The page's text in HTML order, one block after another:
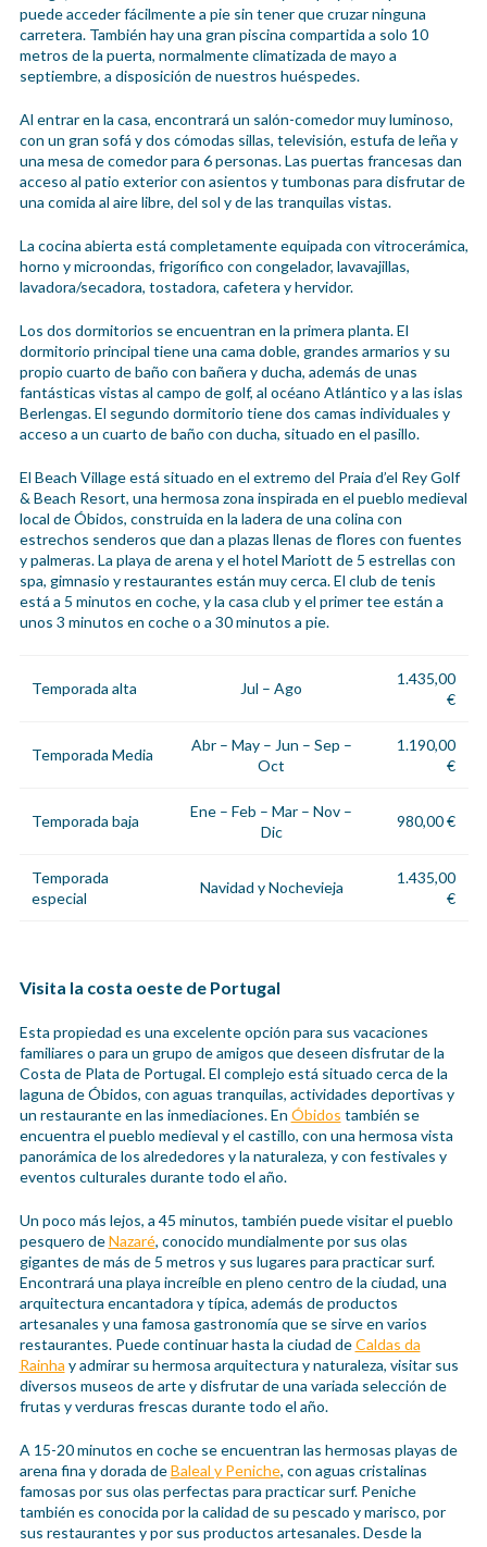
puede acceder fácilmente a pie sin tener que cruzar ninguna
carretera. También hay una gran piscina compartida a solo 10
metros de la puerta, normalmente climatizada de mayo a
septiembre, a disposición de nuestros huéspedes.
Al entrar en la casa, encontrará un salón-comedor muy luminoso,
con un gran sofá y dos cómodas sillas, televisión, estufa de leña y
una mesa de comedor para 6 personas. Las puertas francesas dan
acceso al patio exterior con asientos y tumbonas para disfrutar de
una comida al aire libre, del sol y de las tranquilas vistas.
La cocina abierta está completamente equipada con vitrocerámica,
horno y microondas, frigorífico con congelador, lavavajillas,
lavadora/secadora, tostadora, cafetera y hervidor.
Los dos dormitorios se encuentran en la primera planta. El
dormitorio principal tiene una cama doble, grandes armarios y su
propio cuarto de baño con bañera y ducha, además de unas
fantásticas vistas al campo de golf, al océano Atlántico y a las islas
Berlengas. El segundo dormitorio tiene dos camas individuales y
acceso a un cuarto de baño con ducha, situado en el pasillo.
El Beach Village está situado en el extremo del Praia d’el Rey Golf
& Beach Resort, una hermosa zona inspirada en el pueblo medieval
local de Óbidos, construida en la ladera de una colina con
estrechos senderos que dan a plazas llenas de flores con fuentes
y palmeras. La playa de arena y el hotel Mariott de 5 estrellas con
spa, gimnasio y restaurantes están muy cerca. El club de tenis
está a 5 minutos en coche, y la casa club y el primer tee están a
unos 3 minutos en coche o a 30 minutos a pie.
Temporada alta Jul – Ago
1.435,00
€
Temporada Media
Abr – May – Jun – Sep –
Oct
1.190,00
€
Temporada baja
Ene – Feb – Mar – Nov –
Dic
980,00 €
Temporada
especial
Navidad y Nochevieja
1.435,00
€
Visita la costa oeste de Portugal
Esta propiedad es una excelente opción para sus vacaciones
familiares o para un grupo de amigos que deseen disfrutar de la
Costa de Plata de Portugal. El complejo está situado cerca de la
laguna de Óbidos, con aguas tranquilas, actividades deportivas y
un restaurante en las inmediaciones. En Óbidos también se
encuentra el pueblo medieval y el castillo, con una hermosa vista
panorámica de los alrededores y la naturaleza, y con festivales y
eventos culturales durante todo el año.
Un poco más lejos, a 45 minutos, también puede visitar el pueblo
pesquero deNazaré, conocido mundialmente por sus olas
gigantes de más de 5 metros y sus lugares para practicar surf.
Encontrará una playa increíble en pleno centro de la ciudad, una
arquitectura encantadora y típica, además de productos
artesanales y una famosa gastronomía que se sirve en varios
restaurantes. Puede continuar hasta la ciudad deCaldas da
Rainha y admirar su hermosa arquitectura y naturaleza, visitar sus
diversos museos de arte y disfrutar de una variada selección de
frutas y verduras frescas durante todo el año.
A 15-20 minutos en coche se encuentran las hermosas playas de
arena fina y dorada deBaleal y Peniche, con aguas cristalinas
famosas por sus olas perfectas para practicar surf. Peniche
también es conocida por la calidad de su pescado y marisco, por
sus restaurantes y por sus productos artesanales. Desde la